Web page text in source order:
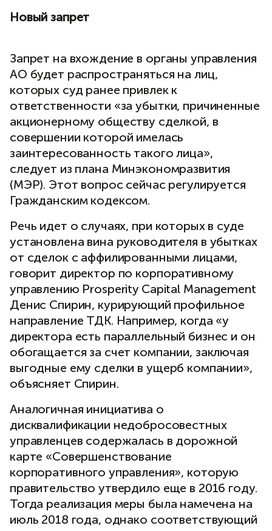
Новый запрет
Запрет на вхождение в органы управления
АО будет распространяться на лиц,
которых суд ранее привлек к
ответственности «за убытки, причиненные
акционерному обществу сделкой, в
совершении которой имелась
заинтересованность такого лица»,
следует из плана Минэкономразвития
(МЭР). Этот вопрос сейчас регулируется
Гражданским кодексом.
Речь идет о случаях, при которых в суде
установлена вина руководителя в убытках
от сделок с аффилированными лицами,
говорит директор по корпоративному
управлению Prosperity Capital Management
Денис Спирин, курирующий профильное
направление ТДК. Например, когда «у
директора есть параллельный бизнес и он
обогащается за счет компании, заключая
выгодные ему сделки в ущерб компании»,
объясняет Спирин.
Аналогичная инициатива о
дисквалификации недобросовестных
управленцев содержалась в дорожной
карте «Совершенствование
корпоративного управления», которую
правительство утвердило еще в 2016 году.
Тогда реализация меры была намечена на
июль 2018 года, однако соответствующий